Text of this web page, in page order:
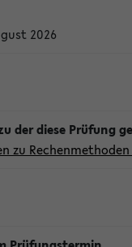
2026
zu